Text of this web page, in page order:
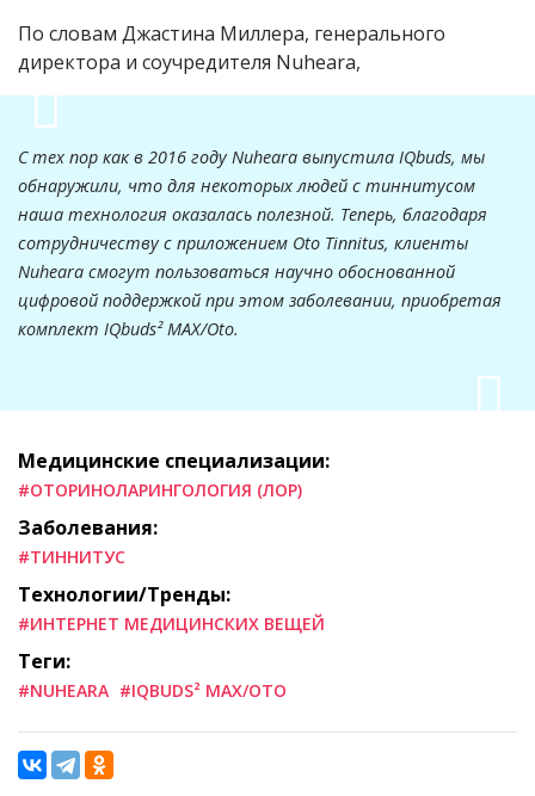
По словам Джастина Миллера, генерального
директора и соучредителя Nuheara,
С тех пор как в 2016 году Nuheara выпустила IQbuds, мы
обнаружили, что для некоторых людей с тиннитусом
наша технология оказалась полезной. Теперь, благодаря
сотрудничеству с приложением Oto Tinnitus, клиенты
Nuheara смогут пользоваться научно обоснованной
цифровой поддержкой при этом заболевании, приобретая
комплект IQbuds² MAX/Oto.
Медицинские специализации:
#ОТОРИНОЛАРИНГОЛОГИЯ (ЛОР)
Заболевания:
#ТИННИТУС
Технологии/Тренды:
#ИНТЕРНЕТ МЕДИЦИНСКИХ ВЕЩЕЙ
Теги:
#NUHEARA #IQBUDS² MAX/OTO